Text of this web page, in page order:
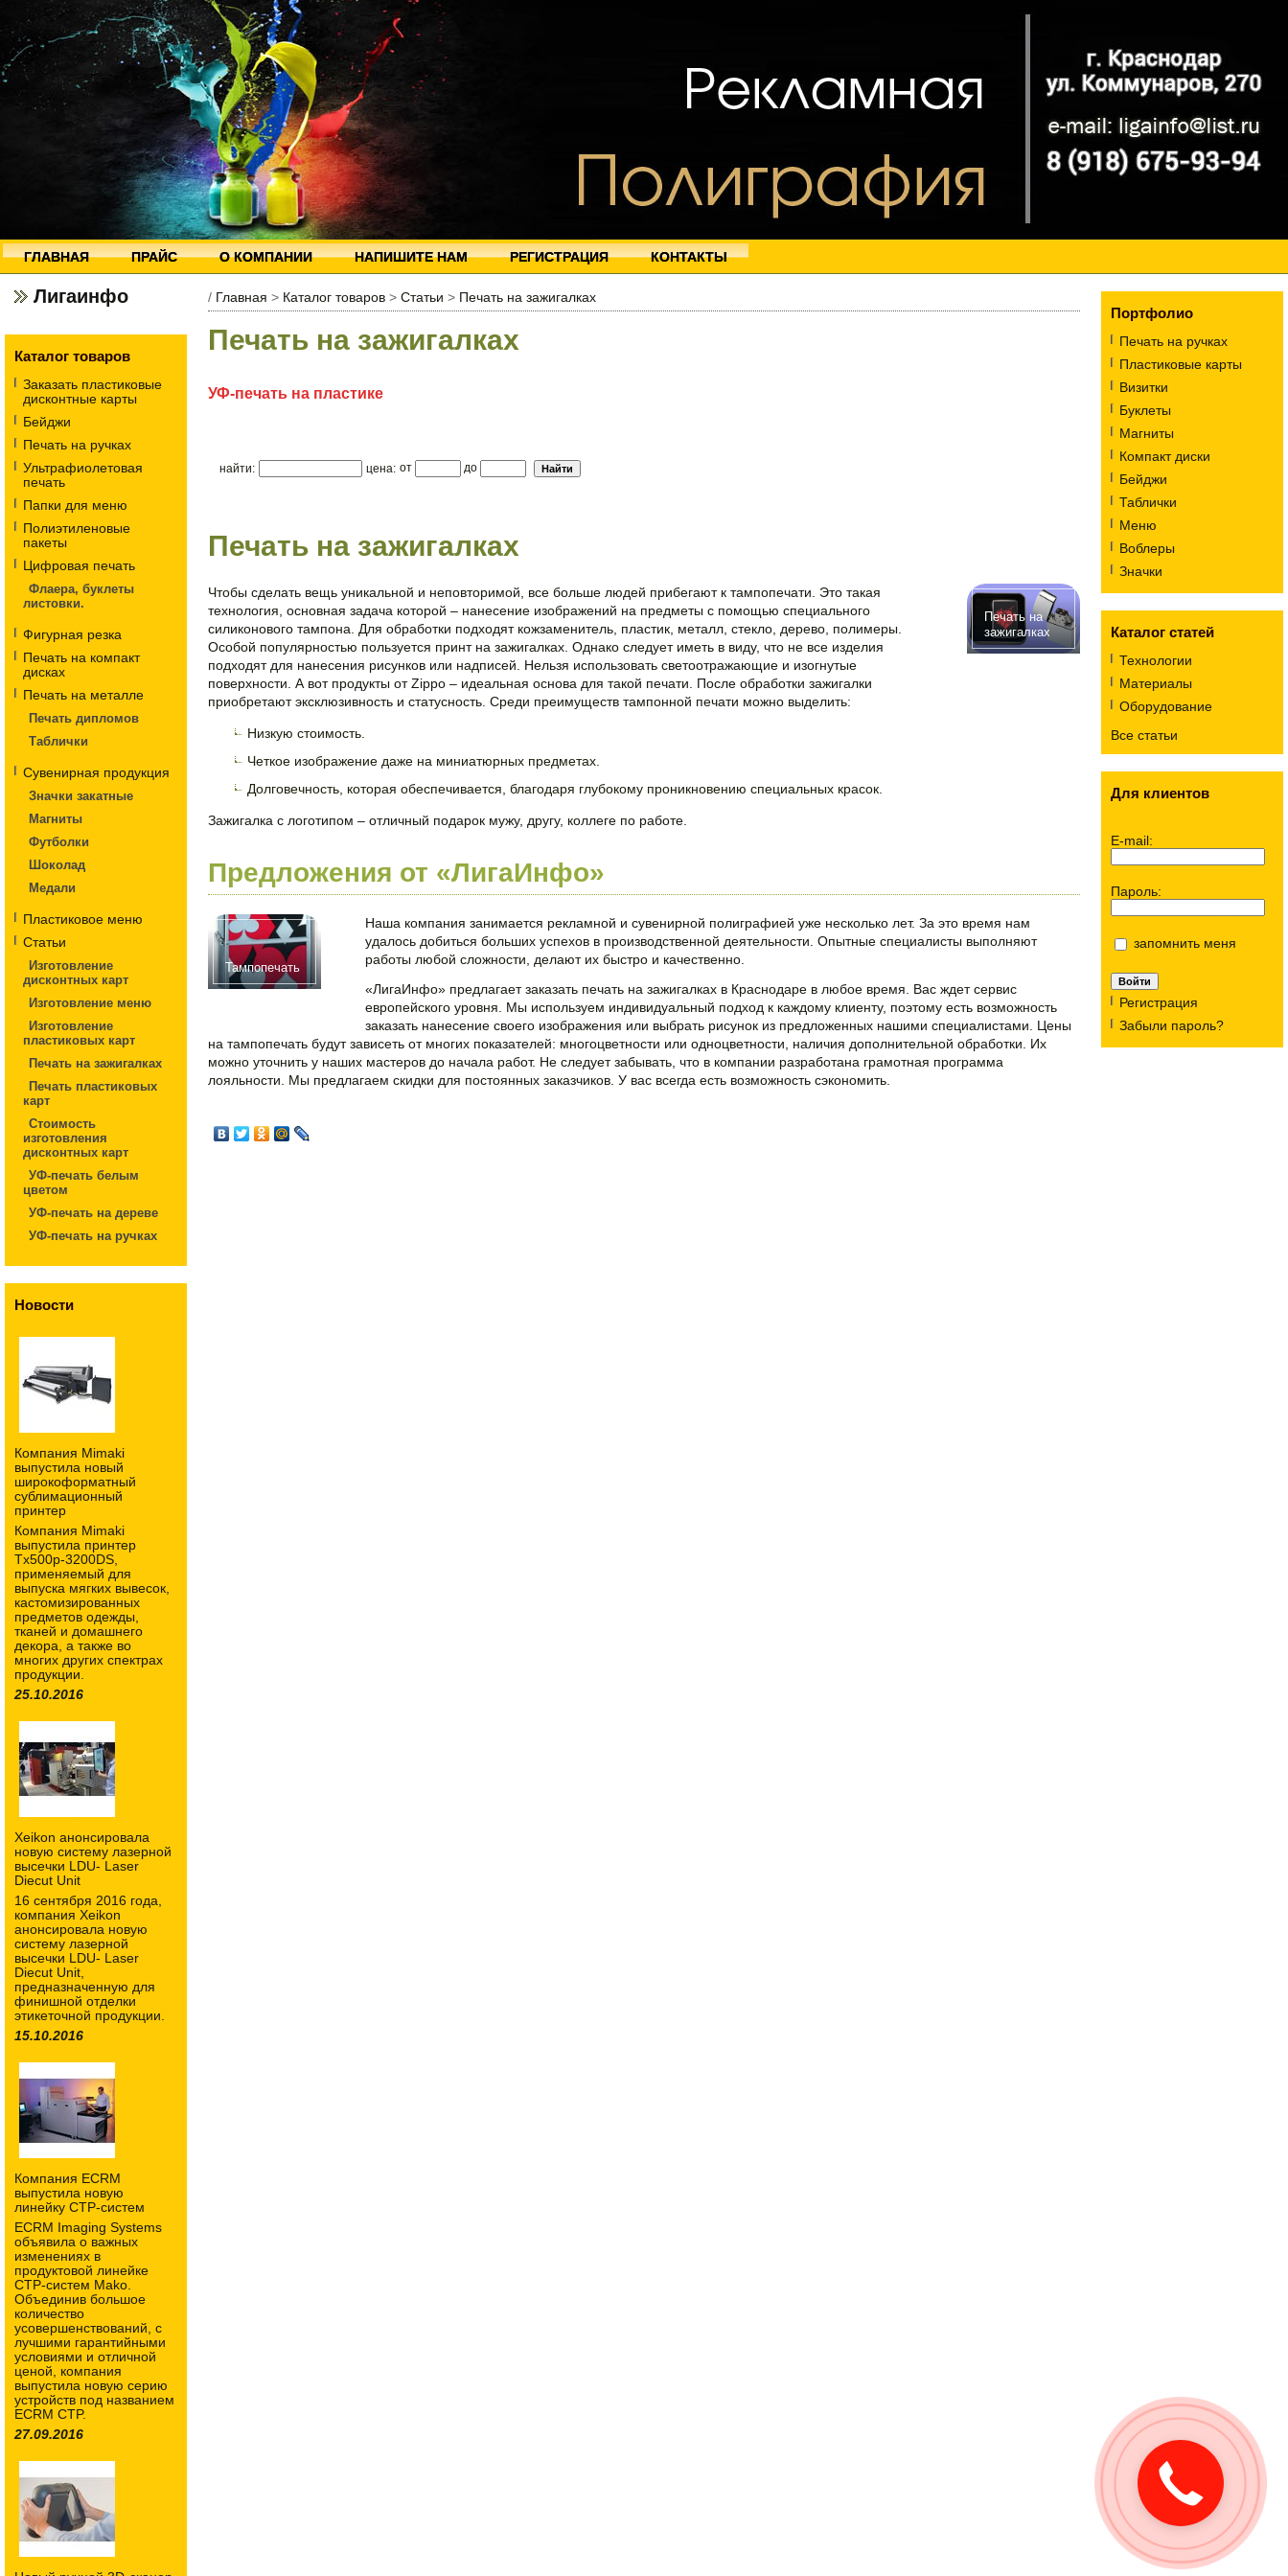
ГЛАВНАЯ ПРАЙС О КОМПАНИИ НАПИШИТЕ НАМ РЕГИСТРАЦИЯ КОНТАКТЫ
Лигаинфо
Каталог товаров
Заказать пластиковые
дисконтные карты
Бейджи
Печать на ручках
Ультрафиолетовая
печать
Папки для меню
Полиэтиленовые
пакеты
Цифровая печать
Флаера, буклеты
листовки.
Фигурная резка
Печать на компакт
дисках
Печать на металле
Печать дипломов
Таблички
Сувенирная продукция
Значки закатные
Магниты
Футболки
Шоколад
Медали
Пластиковое меню
Статьи
Изготовление
дисконтных карт
Изготовление меню
Изготовление
пластиковых карт
Печать на зажигалках
Печать пластиковых
карт
Стоимость
изготовления
дисконтных карт
УФ-печать белым
цветом
УФ-печать на дереве
УФ-печать на ручках
Новости
Компания Mimaki
выпустила новый
широкоформатный
сублимационный
принтер
Компания Mimaki
выпустила принтер
Tx500p-3200DS,
применяемый для
выпуска мягких вывесок,
кастомизированных
предметов одежды,
тканей и домашнего
декора, а также во
многих других спектрах
продукции.
25.10.2016
Xeikon анонсировала
новую систему лазерной
высечки LDU- Laser
Diecut Unit
16 сентября 2016 года,
компания Xeikon
анонсировала новую
систему лазерной
высечки LDU- Laser
Diecut Unit,
предназначенную для
финишной отделки
этикеточной продукции.
15.10.2016
Компания ECRM
выпустила новую
линейку CTP-систем
ECRM Imaging Systems
объявила о важных
изменениях в
продуктовой линейке
CTP-систем Mako.
Объединив большое
количество
усовершенствований, с
лучшими гарантийными
условиями и отличной
ценой, компания
выпустила новую серию
устройств под названием
ECRM CTP.
27.09.2016
/ Главная > Каталог товаров > Статьи > Печать на зажигалках
Печать на зажигалках
УФ-печать на пластике
найти: цена: от до
Печать на зажигалках
Печать на
зажигалках
Чтобы сделать вещь уникальной и неповторимой, все больше людей прибегают к тампопечати. Это такая
технология, основная задача которой – нанесение изображений на предметы с помощью специального
силиконового тампона. Для обработки подходят кожзаменитель, пластик, металл, стекло, дерево, полимеры.
Особой популярностью пользуется принт на зажигалках. Однако следует иметь в виду, что не все изделия
подходят для нанесения рисунков или надписей. Нельзя использовать светоотражающие и изогнутые
поверхности. А вот продукты от Zippo – идеальная основа для такой печати. После обработки зажигалки
приобретают эксклюзивность и статусность. Среди преимуществ тампонной печати можно выделить:
Низкую стоимость.
Четкое изображение даже на миниатюрных предметах.
Долговечность, которая обеспечивается, благодаря глубокому проникновению специальных красок.
Зажигалка с логотипом – отличный подарок мужу, другу, коллеге по работе.
Предложения от «ЛигаИнфо»
Тампопечать
Наша компания занимается рекламной и сувенирной полиграфией уже несколько лет. За это время нам
удалось добиться больших успехов в производственной деятельности. Опытные специалисты выполняют
работы любой сложности, делают их быстро и качественно.
«ЛигаИнфо» предлагает заказать печать на зажигалках в Краснодаре в любое время. Вас ждет сервис
европейского уровня. Мы используем индивидуальный подход к каждому клиенту, поэтому есть возможность
заказать нанесение своего изображения или выбрать рисунок из предложенных нашими специалистами. Цены
на тампопечать будут зависеть от многих показателей: многоцветности или одноцветности, наличия дополнительной обработки. Их
можно уточнить у наших мастеров до начала работ. Не следует забывать, что в компании разработана грамотная программа
лояльности. Мы предлагаем скидки для постоянных заказчиков. У вас всегда есть возможность сэкономить.
Портфолио
Печать на ручках
Пластиковые карты
Визитки
Буклеты
Магниты
Компакт диски
Бейджи
Таблички
Меню
Воблеры
Значки
Каталог статей
Технологии
Материалы
Оборудование
Все статьи
Для клиентов
E-mail:
Пароль:
запомнить меня
Регистрация
Забыли пароль?
Закажите
звонок